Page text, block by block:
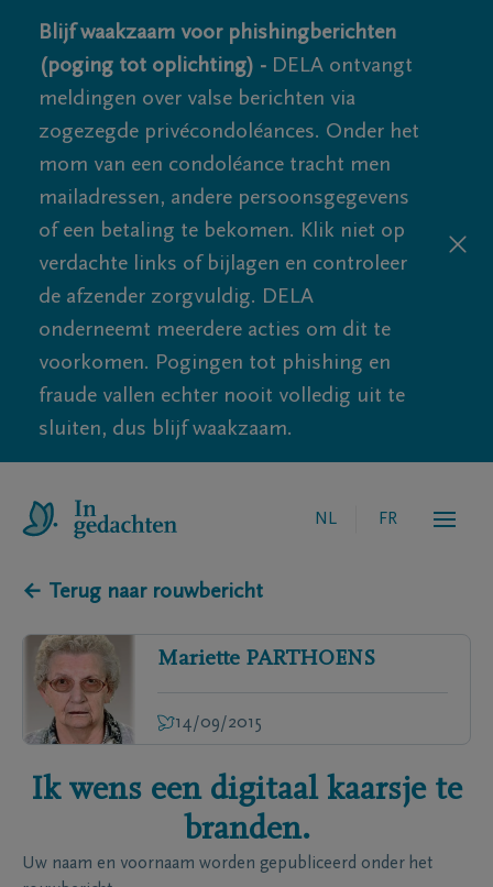
Blijf waakzaam voor phishingberichten
(poging tot oplichting) - DELA ontvangt
meldingen over valse berichten via
zogezegde privécondoléances. Onder het
mom van een condoléance tracht men
mailadressen, andere persoonsgegevens
of een betaling te bekomen. Klik niet op
verdachte links of bijlagen en controleer
de afzender zorgvuldig. DELA
onderneemt meerdere acties om dit te
voorkomen. Pogingen tot phishing en
fraude vallen echter nooit volledig uit te
sluiten, dus blijf waakzaam.
NL FR
← Terug naar rouwbericht
Mariette PARTHOENS
14/09/2015
Ik wens een digitaal kaarsje te
branden.
Uw naam en voornaam worden gepubliceerd onder het